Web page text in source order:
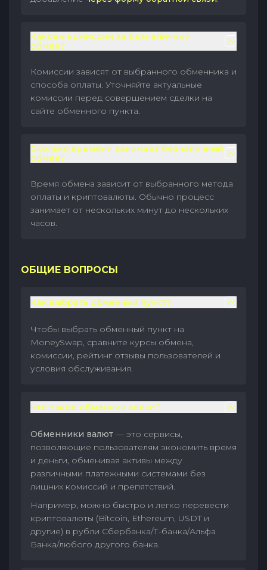
Каковы комиссии за безналичный
обмен?
Комиссии зависят от выбранного обменника и
способа оплаты. Уточняйте актуальные
комиссии перед совершением сделки на
сайте обменного пункта.
Сколько времени занимает безналичный
обмен?
Время обмена зависит от выбранного метода
оплаты и криптовалюты. Обычно процесс
занимает от нескольких минут до нескольких
часов.
ОБЩИЕ ВОПРОСЫ
Как выбрать обменный пункт?
Чтобы выбрать обменный пункт на
MoneySwap, сравните курсы обмена,
комиссии, рейтинг отзывы пользователей и
условия обслуживания.
Что такое обменник валют?
Обменники валют — это сервисы,
позволяющие пользователям экономить время
и деньги, обменивая активы между
различными платежными системами без
лишних комиссий и препятствий.
Например, можно быстро и легко перевести
криптовалюты (Bitcoin, Ethereum, USDT и
другие) в рубли Сбербанка/Т-банка/Альфа
Банка/любого другого банка.